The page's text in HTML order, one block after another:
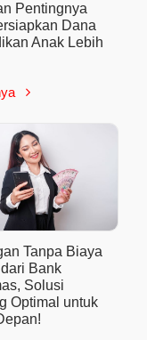
Pentingnya
Dana
Anak Lebih

Tanpa Biaya
Bank
Solusi
Optimal untuk